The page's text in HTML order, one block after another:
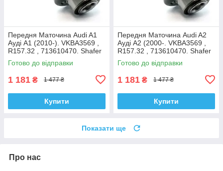
Передня Маточина Audi A1
Ауді А1 (2010-). VKBA3569 ,
R157.32 , 713610470. Shafer
Австрія
Готово до відправки
1 181 ₴ 1 477 ₴
Купити
Передня Маточина Audi A2
Ауді А2 (2000-. VKBA3569 ,
R157.32 , 713610470. Shafer
Австрія
Готово до відправки
1 181 ₴ 1 477 ₴
Купити
Показати ще
Про нас